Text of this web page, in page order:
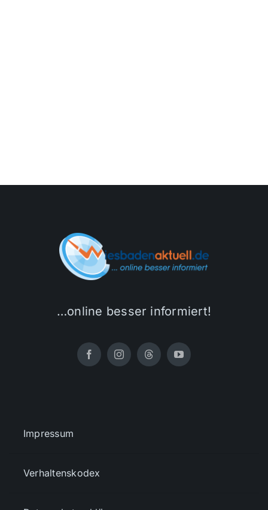
…online besser informiert!
Impressum
Verhaltenskodex